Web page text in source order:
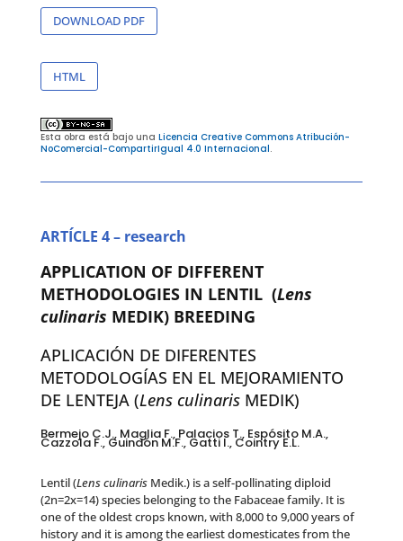
DOWNLOAD PDF
HTML
Esta obra está bajo una Licencia Creative Commons Atribución-
NoComercial-CompartirIgual 4.0 Internacional.
ARTÍCLE 4 – research
APPLICATION OF DIFFERENT
METHODOLOGIES IN LENTIL (Lens
culinaris MEDIK) BREEDING
APLICACIÓN DE DIFERENTES
METODOLOGÍAS EN EL MEJORAMIENTO
DE LENTEJA (Lens culinarisMEDIK)
Bermejo C.J., Maglia F., Palacios T., Espósito M.A.,
Cazzola F., Guindón M.F., Gatti I., Cointry E.L.
Lentil (Lens culinarisMedik.) is a self-pollinating diploid
(2n=2x=14) species belonging to the Fabaceae family. It is
one of the oldest crops known, with 8,000 to 9,000 years of
history and it is among the earliest domesticates from the